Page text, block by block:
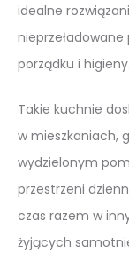
idealne
porządku i higieny.
Takie kuchnie
w mieszkaniach,
wydzielonym
przestrzeni
czas razem w
żyjących